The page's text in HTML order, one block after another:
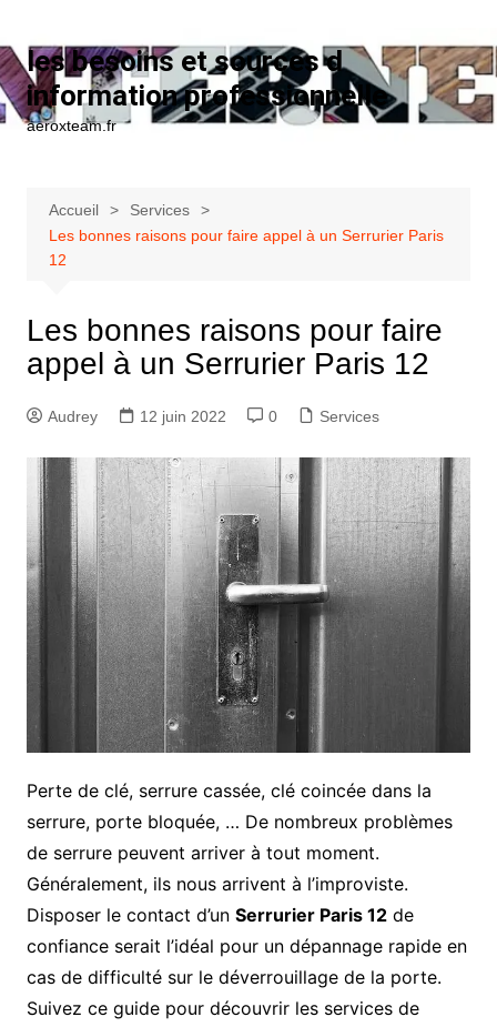
les besoins et sources d
information professionnelle
aeroxteam.fr
Accueil
Services
Les bonnes raisons pour faire appel à un Serrurier Paris
12
Les bonnes raisons pour faire
appel à un Serrurier Paris 12
Audrey 12 juin 2022 0 Services
Perte de clé, serrure cassée, clé coincée dans la
serrure, porte bloquée, … De nombreux problèmes
de serrure peuvent arriver à tout moment.
Généralement, ils nous arrivent à l’improviste.
Disposer le contact d’un Serrurier Paris 12de
confiance serait l’idéal pour un dépannage rapide en
cas de difficulté sur le déverrouillage de la porte.
Suivez ce guide pour découvrir les services de